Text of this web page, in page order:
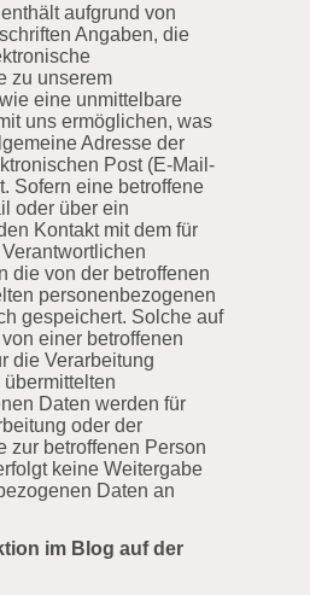
aufgrund von
Angaben, die
zu unserem
eine unmittelbare
uns ermöglichen, was
Adresse der
Post (E-Mail-
Sofern eine betroffene
oder über ein
Kontakt mit dem für
die von der betroffenen
personenbezogenen
gespeichert. Solche auf
einer betroffenen
die Verarbeitung
Daten werden für
oder der
zur betroffenen Person
keine Weitergabe
Daten an
im Blog auf der